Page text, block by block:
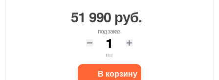
51 990 руб.
под заказ.
шт
В корзину